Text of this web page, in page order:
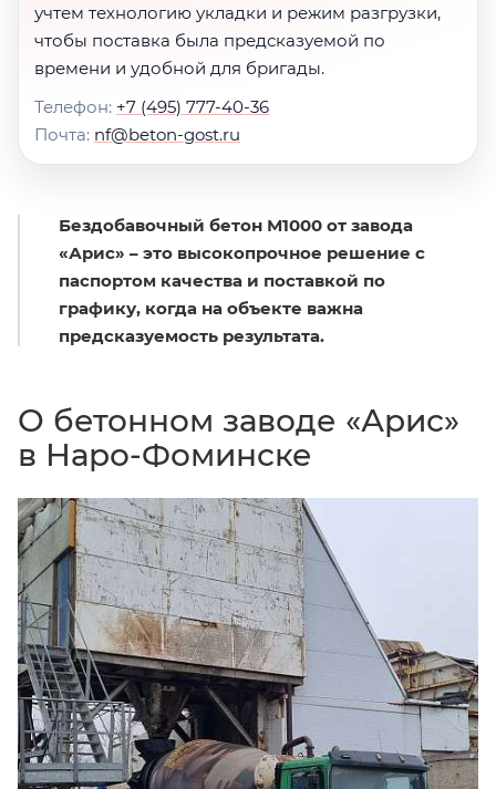
учтем технологию укладки и режим разгрузки,
чтобы поставка была предсказуемой по
времени и удобной для бригады.
Телефон: +7 (495) 777-40-36
Почта: nf@beton-gost.ru
Бездобавочный бетон М1000 от завода
«Арис» – это высокопрочное решение с
паспортом качества и поставкой по
графику, когда на объекте важна
предсказуемость результата.
О бетонном заводе «Арис»
в Наро-Фоминске